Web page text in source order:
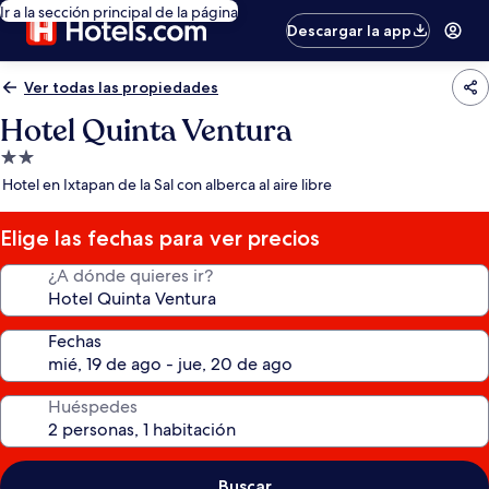
Ir a la sección principal de la página
Descargar la app
Ver todas las propiedades
Hotel Quinta Ventura
Propiedad
de
estrellas
Hotel en Ixtapan de la Sal con alberca al aire libre
Elige las fechas para ver precios
¿A dónde quieres ir?
Fechas
Huéspedes